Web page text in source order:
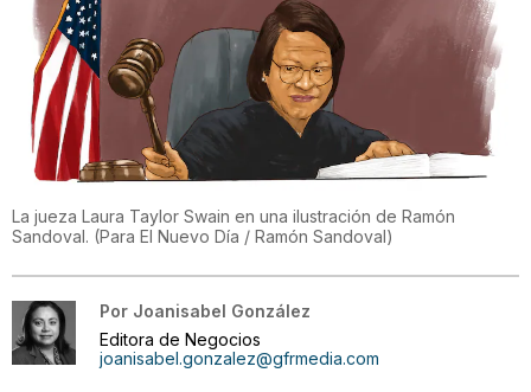
La jueza Laura Taylor Swain en una ilustración de Ramón
Sandoval. (Para El Nuevo Día / Ramón Sandoval)
Por Joanisabel González
Editora de Negocios
joanisabel.gonzalez@gfrmedia.com